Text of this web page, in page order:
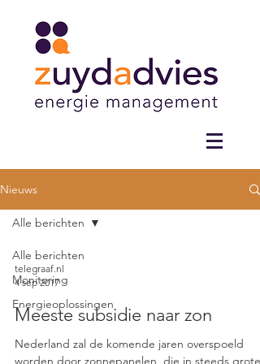
Nieuws
Alle berichten
Monitoring
Energieoplossingen
Alle berichten
telegraaf.nl
4 sep 2017
Meeste subsidie naar zon
Nederland zal de komende jaren overspoeld
worden door zonnepanelen, die in steeds